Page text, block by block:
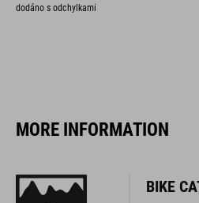
dodáno s odchylkami
MORE INFORMATION
BIKE